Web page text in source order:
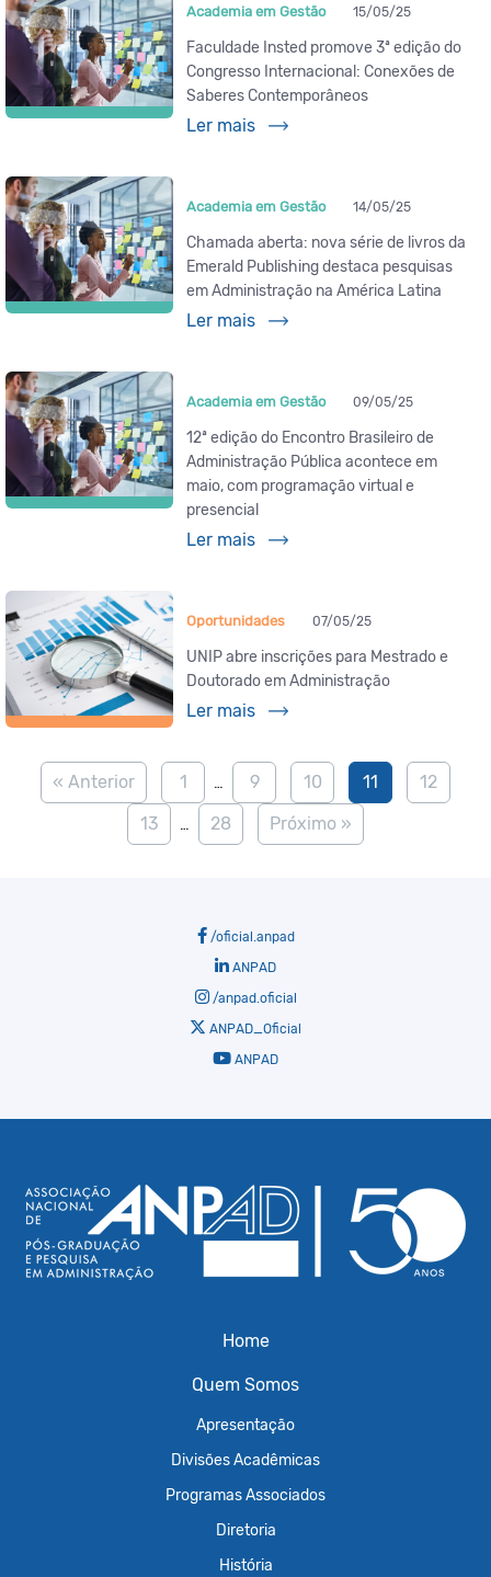
Academia em Gestão 15/05/25
Faculdade Insted promove 3ª edição do
Congresso Internacional: Conexões de
Saberes Contemporâneos
Ler mais
Academia em Gestão 14/05/25
Chamada aberta: nova série de livros da
Emerald Publishing destaca pesquisas
em Administração na América Latina
Ler mais
Academia em Gestão 09/05/25
12ª edição do Encontro Brasileiro de
Administração Pública acontece em
maio, com programação virtual e
presencial
Ler mais
Oportunidades 07/05/25
UNIP abre inscrições para Mestrado e
Doutorado em Administração
Ler mais
« Anterior 1 … 9 10 11
12
13
… 28 Próximo »
/oficial.anpad
ANPAD
/anpad.oficial
ANPAD_Oficial
ANPAD
Home
Quem Somos
Apresentação
Divisões Acadêmicas
Programas Associados
Diretoria
História